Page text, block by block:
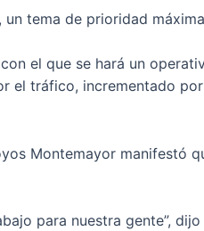
tema de prioridad
el que se hará un
el tráfico, incrementado
Montemayor manifestó
para nuestra gente”,